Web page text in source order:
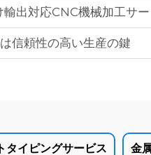
出対応CNC機械加工サー
信頼性の高い生産の鍵
タイピングサービス 金